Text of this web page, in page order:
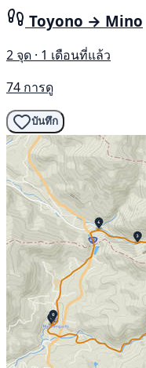
Toyono → Mino
2 จุด · 1 เดือนที่แล้ว
74 การดู
บันทึก